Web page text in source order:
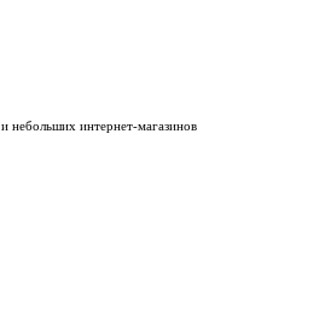
и Google
разработаем качественную